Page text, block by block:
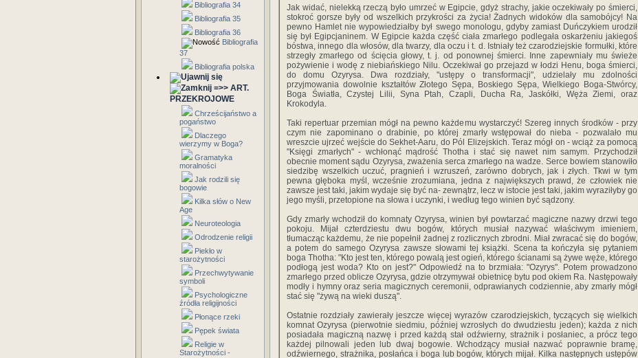
Bibliografia 34
Bibliografia 35
Bibliografia 36
Bibliografia
37
Bibliografia polska
=>> ART.
PRZEKROJOWE
Chrześcijaństwo a
pogaństwo
Dlaczego
wierzymy w Boga?
Gramatyka
moralności
Jak rodzili się
bogowie
Kilka słów o New
Age
Neuroteologia
Odrodzenie religii
Piekło w
starożytności
Przechwytywanie
symboli
Psychologiczne
źródła religijności
Płonące rzeki
Pępek świata
Religie w
Starożytności -
Jak widać, nielekką rzeczą było umrzeć w Egipcie, gdyż strachy, jakie oczekiwały po śmierci,
stokroć gorsze były od wszelkich przykrości za życia! Żadnych widoków dla samobójcy! Na
pewno Hamlet nie wypowiedziałby był swego monologu, gdyby zamiast Duńczykiem urodził
się był Egipcjaninem. W Egipcie każda część ciała zmarłego podlegała oskarżeniu jakiegoś
bóstwa, innego dla włosów, dla twarzy, dla oczu i t. d. Istniały też czarodziejskie formułki, które
strzegły zmarłego od ścięcia głowy, t. j. od ponownej śmierci. Inne zapewniały mu świeże
pożywienie i wodę z niebiańskiego Nilu. Oczekiwał go przejazd w łodzi Henu, boga śmierci,
do domu Ozyrysa. Dwa rozdziały, "ustępy o transformacji", udzielały mu zdolności
przyjmowania dowolnie kształtów Złotego Sępa, Boskiego Sępa, Wielkiego Boga-Stwórcy,
Boga Światła, Czystej Lilii, Syna Ptah, Czapli, Ducha Ra, Jaskółki, Węża Ziemi, oraz
Krokodyla.
Taki repertuar przemian mógł na pewno każdemu wystarczyć! Szereg innych środków - przy
czym nie zapominano o drabinie, po której zmarły wstępował do nieba - pozwalało mu
wreszcie ujrzeć wejście do Sekhet-Aaru, do Pól Elizejskich. Teraz mógł on - wciąż za pomocą
"Księgi zmarłych" - wchłonąć mądrość Thotha i stać się nawet nim samym. Przychodził
obecnie moment sądu Ozyrysa, zważenia serca zmarłego na wadze. Serce bowiem stanowiło
siedzibę wszelkich uczuć, pragnień i wzruszeń, zarówno dobrych, jak i złych. Tkwi w tym
pewna głęboka myśl, wcześnie zrozumiana, jedna z największych prawd, że człowiek nie
zawsze jest taki, jakim wydaje się być na- zewnątrz, lecz w istocie jest taki, jakim wyraziłyby go
jego myśli, przetopione na słowa i uczynki, i według tego winien być sądzony.
Gdy zmarły wchodził do komnaty Ozyrysa, winien był powtarzać magiczne nazwy drzwi tego
pokoju. Mijał czterdziestu dwu bogów, których musiał nazywać właściwym imieniem,
tłumacząc każdemu, że nie popełnił żadnej z rozlicznych zbrodni. Miał zwracać się do bogów,
a potem do samego Ozyrysa zawsze słowami tej książki. Scena ta kończyła się pytaniem
boga Thotha: "Kto jest ten, którego powalą jest ogień, którego ścianami są żywe węże, którego
podłogą jest woda? Kto on jest?" Odpowiedź na to brzmiała: "Ozyrys". Potem prowadzono
zmarłego przed oblicze Ozyrysa, gdzie otrzymywał obietnicę bytu pod okiem Ra. Następowały
modły i hymny oraz seria magicznych ceremonii, odprawianych codziennie, aby zmarły mógł
stać się "żywą na wieki duszą".
Ostatnie rozdziały zawierały jeszcze więcej wyrazów czarodziejskich, tyczących się wielkich
komnat Ozyrysa (pierwotnie siedmiu, później wzrosłych do dwudziestu jeden); każda z nich
posiadała magiczną nazwę i przed każdą stał odźwierny, strażnik i posłaniec, a prócz tego
każdej pilnowali jeden lub dwaj bogowie. Wchodzący musiał nazwać poprawnie bramę,
odźwiernego, strażnika, posłańca i boga lub bogów, których mijał. Kilka następnych ustępów